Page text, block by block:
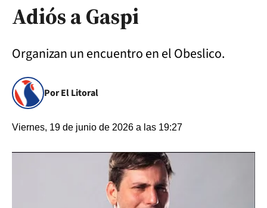
Adiós a Gaspi
Organizan un encuentro en el Obeslico.
Por El Litoral
Viernes, 19 de junio de 2026 a las 19:27